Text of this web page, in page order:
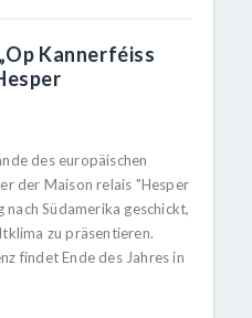
Kannerféiss
des europäischen
der Maison relais "Hesper
Südamerika geschickt,
zu präsentieren.
findet Ende des Jahres in